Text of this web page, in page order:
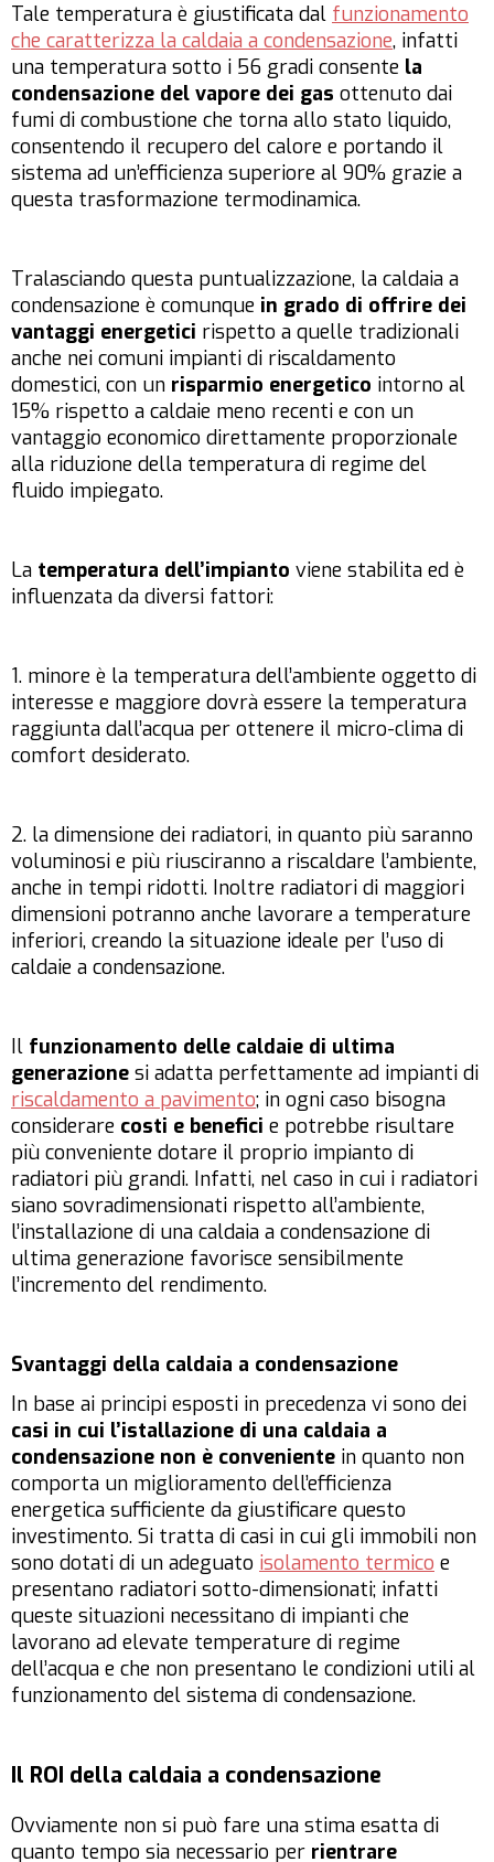
Tale temperatura è giustificata dal funzionamento
che caratterizza la caldaia a condensazione, infatti
una temperatura sotto i 56 gradi consente la
condensazione del vapore dei gas ottenuto dai
fumi di combustione che torna allo stato liquido,
consentendo il recupero del calore e portando il
sistema ad un’efficienza superiore al 90% grazie a
questa trasformazione termodinamica.
Tralasciando questa puntualizzazione, la caldaia a
condensazione è comunque in grado di offrire dei
vantaggi energetici rispetto a quelle tradizionali
anche nei comuni impianti di riscaldamento
domestici, con un risparmio energetico intorno al
15% rispetto a caldaie meno recenti e con un
vantaggio economico direttamente proporzionale
alla riduzione della temperatura di regime del
fluido impiegato.
La temperatura dell’impianto viene stabilita ed è
influenzata da diversi fattori:
1. minore è la temperatura dell’ambiente oggetto di
interesse e maggiore dovrà essere la temperatura
raggiunta dall’acqua per ottenere il micro-clima di
comfort desiderato.
2. la dimensione dei radiatori, in quanto più saranno
voluminosi e più riusciranno a riscaldare l’ambiente,
anche in tempi ridotti. Inoltre radiatori di maggiori
dimensioni potranno anche lavorare a temperature
inferiori, creando la situazione ideale per l’uso di
caldaie a condensazione.
Il funzionamento delle caldaie di ultima
generazione si adatta perfettamente ad impianti di
riscaldamento a pavimento; in ogni caso bisogna
considerare costi e benefici e potrebbe risultare
più conveniente dotare il proprio impianto di
radiatori più grandi. Infatti, nel caso in cui i radiatori
siano sovradimensionati rispetto all’ambiente,
l’installazione di una caldaia a condensazione di
ultima generazione favorisce sensibilmente
l’incremento del rendimento.
Svantaggi della caldaia a condensazione
In base ai principi esposti in precedenza vi sono dei
casi in cui l’istallazione di una caldaia a
condensazione non è conveniente in quanto non
comporta un miglioramento dell’efficienza
energetica sufficiente da giustificare questo
investimento. Si tratta di casi in cui gli immobili non
sono dotati di un adeguato isolamento termico e
presentano radiatori sotto-dimensionati; infatti
queste situazioni necessitano di impianti che
lavorano ad elevate temperature di regime
dell’acqua e che non presentano le condizioni utili al
funzionamento del sistema di condensazione.
Il ROI della caldaia a condensazione
Ovviamente non si può fare una stima esatta di
quanto tempo sia necessario per rientrare